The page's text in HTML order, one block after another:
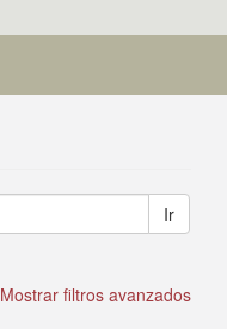
Ir
Mostrar filtros avanzados